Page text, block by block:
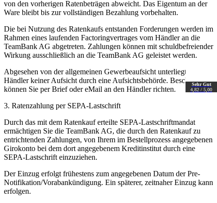
von den vorherigen Ratenbeträgen abweicht. Das Eigentum an der
Ware bleibt bis zur vollständigen Bezahlung vorbehalten.
Die bei Nutzung des Ratenkaufs entstanden Forderungen werden im
Rahmen eines laufenden Factoringvertrages vom Händler an die
TeamBank AG abgetreten. Zahlungen können mit schuldbefreiender
Wirkung ausschließlich an die TeamBank AG geleistet werden.
Abgesehen von der allgemeinen Gewerbeaufsicht unterliegt der
Händler keiner Aufsicht durch eine Aufsichtsbehörde. Beschwerden
können Sie per Brief oder eMail an den Händler richten.
3. Ratenzahlung per SEPA-Lastschrift
Durch das mit dem Ratenkauf erteilte SEPA-Lastschriftmandat
ermächtigen Sie die TeamBank AG, die durch den Ratenkauf zu
entrichtenden Zahlungen, von Ihrem im Bestellprozess angegebenen
Girokonto bei dem dort angegebenem Kreditinstitut durch eine
SEPA-Lastschrift einzuziehen.
Der Einzug erfolgt frühestens zum angegebenen Datum der Pre-
Notifikation/Vorabankündigung. Ein späterer, zeitnaher Einzug kann
erfolgen.
Sehr Gut
4,82 / 5,00